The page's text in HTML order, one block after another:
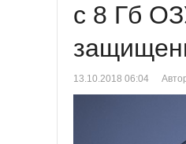
с 8 Гб
13.10.2018 06:04